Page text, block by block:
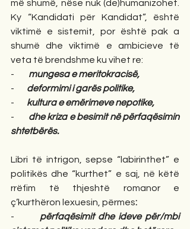
më shumë, nëse nuk (de)humanizohet.
Ky “Kandidati për Kandidat”, është
viktimë e sistemit, por është pak a
shumë dhe viktimë e ambicieve të
veta të brendshme ku vihet re:
- mungesa e meritokracisë,
- deformimi i garës politike,
- kultura e emërimeve nepotike,
- dhe kriza e besimit në përfaqësimin
shtetbërës.
Libri të intrigon, sepse “labirinthet” e
politikës dhe “kurthet” e saj, në këtë
rrëfim të thjeshtë romanor e
ç’kurthëron lexuesin, përmes:
- përfaqësimit dhe ideve për/mbi